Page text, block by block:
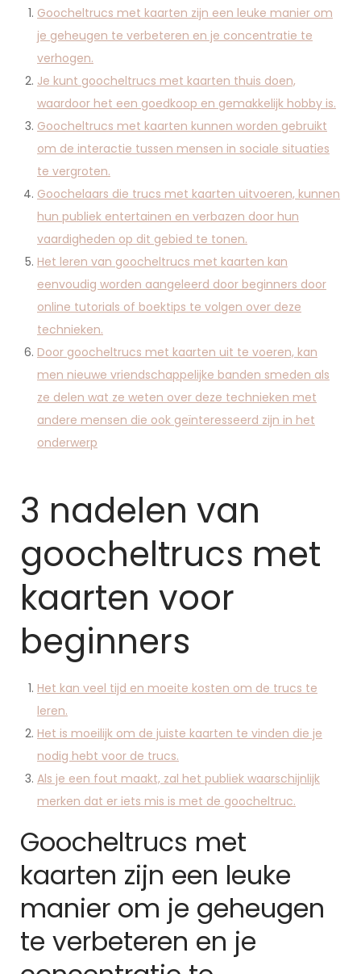
Goocheltrucs met kaarten zijn een leuke manier om
je geheugen te verbeteren en je concentratie te
verhogen.
Je kunt goocheltrucs met kaarten thuis doen,
waardoor het een goedkoop en gemakkelijk hobby is.
Goocheltrucs met kaarten kunnen worden gebruikt
om de interactie tussen mensen in sociale situaties
te vergroten.
Goochelaars die trucs met kaarten uitvoeren, kunnen
hun publiek entertainen en verbazen door hun
vaardigheden op dit gebied te tonen.
Het leren van goocheltrucs met kaarten kan
eenvoudig worden aangeleerd door beginners door
online tutorials of boektips te volgen over deze
technieken.
Door goocheltrucs met kaarten uit te voeren, kan
men nieuwe vriendschappelijke banden smeden als
ze delen wat ze weten over deze technieken met
andere mensen die ook geïnteresseerd zijn in het
onderwerp
3 nadelen van
goocheltrucs met
kaarten voor
beginners
Het kan veel tijd en moeite kosten om de trucs te
leren.
Het is moeilijk om de juiste kaarten te vinden die je
nodig hebt voor de trucs.
Als je een fout maakt, zal het publiek waarschijnlijk
merken dat er iets mis is met de goocheltruc.
Goocheltrucs met
kaarten zijn een leuke
manier om je geheugen
te verbeteren en je